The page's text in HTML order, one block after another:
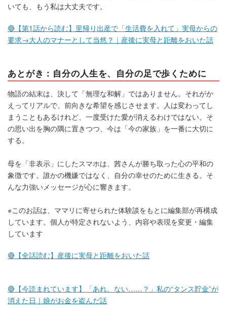
いても、もう私は大丈夫です。
🔴【第1話から読む】里帰り出産で「生活費を入れて」実母からの
要求→大人のマナーとして当然？｜産後に実母と距離をおいた話
あとがき：自分の人生を、自分の足で歩くために
物語の結末は、決して「無理な和解」ではありません。それがか
えってリアルで、前向きな希望を感じさせます。人は変わってし
まうこともあるけれど、一度受けた愛が消えるわけではない。そ
の思い出を胸の隅に置きつつ、今は「今の家族」を一番に大切に
する。
母を「非表示」にしたスマホは、茜さんが勝ち取った心の平和の
象徴です。誰かの機嫌ではなく、自分の幸せのために生きる。そ
んな力強いメッセージが心に響きます。
※このお話は、ママリに寄せられた体験談をもとに編集部が再構成
しています。個人が特定されないよう、内容や表現を変更・編集
しています
🔴【全話読む】産後に実母と距離をおいた話
🔴【今読まれています】「あれ、ない……？」私の“タンス貯金”が
消えた日｜娘がお金を盗んだ話